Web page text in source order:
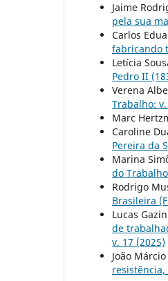
Jaime
pela sua
Carlos
fabricando
Letícia
Pedro II
Verena
Trabalho:
Marc
Caroline
Pereira da
Marina
do
Rodrigo
Brasileira
Lucas
de
v. 17 (2025)
João
resistência,